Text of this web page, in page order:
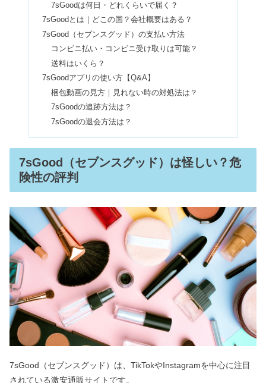
ホワイトエッセンスのやばい口コミ＆
効果ない評判は本当？高いの？
チルアウトドリンクは危ない？違法で
やばい・体に悪いは本当か調査
マーシュフィールドは肌に悪い？販売
い？年収や将来性・合格率も
ポールスミスの年齢層＆評判まとめ｜
時計や財布が恥ずかしいって本当？
ロエベの年齢層&持ってる人のイメー
ジ！ハンモックは使いづらい？
カバーマークの口コミは悪いの？ドン
キで安く買う方法や年齢層も
7sGoodは何日・どれくらいで届く？
7sGoodとは｜どこの国？会社概要はある？
7sGood（セブンスグッド）の支払い方法
コンビニ払い・コンビニ受け取りは可能？
送料はいくら？
7sGoodアプリの使い方【Q&A】
梱包動画の見方｜見れない時の対処法は？
7sGoodの追跡方法は？
7sGoodの退会方法は？
7sGood（セブンスグッド）は怪しい？危
険性の評判
7sGood（セブンスグッド）は、TikTokやInstagramを中心に注目
されている激安通販サイトです。